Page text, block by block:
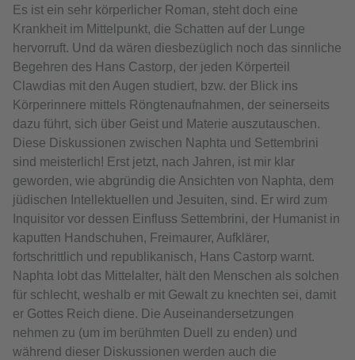
Es ist ein sehr körperlicher Roman, steht doch eine
Krankheit im Mittelpunkt, die Schatten auf der Lunge
hervorruft. Und da wären diesbezüglich noch das sinnliche
Begehren des Hans Castorp, der jeden Körperteil
Clawdias mit den Augen studiert, bzw. der Blick ins
Körperinnere mittels Röngtenaufnahmen, der seinerseits
dazu führt, sich über Geist und Materie auszutauschen.
Diese Diskussionen zwischen Naphta und Settembrini
sind meisterlich! Erst jetzt, nach Jahren, ist mir klar
geworden, wie abgründig die Ansichten von Naphta, dem
jüdischen Intellektuellen und Jesuiten, sind. Er wird zum
Inquisitor vor dessen Einfluss Settembrini, der Humanist in
kaputten Handschuhen, Freimaurer, Aufklärer,
fortschrittlich und republikanisch, Hans Castorp warnt.
Naphta lobt das Mittelalter, hält den Menschen als solchen
für schlecht, weshalb er mit Gewalt zu knechten sei, damit
er Gottes Reich diene. Die Auseinandersetzungen
nehmen zu (um im berühmten Duell zu enden) und
während dieser Diskussionen werden auch die